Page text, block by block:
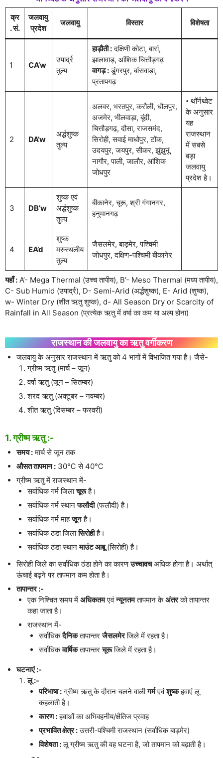
क्र
. सं.
जलवायु
प्रदेश
जलवायु विस्तार विशेषता
1 CA’w
उपार्द्र
तुल्य
हाड़ौती :दक्षिणी कोटा, बारां,
झालावाड़, आंशिक चित्तौड़गढ़
वागड़ :डूंगरपुर, बांसवाड़ा,
प्रतापगढ़
2 DA’w
अर्द्धशुष्क
तुल्य
अलवर, भरतपुर, करौली, धौलपुर,
अजमेर, भीलवाड़ा, बूंदी,
चित्तौड़गढ़, दौसा, राजसमंद,
सिरोही, सवाई माधोपुर, टोंक,
उदयपुर, जयपुर, सीकर, झुंझुनूं,
नागौर, पाली, जालौर, आंशिक
जोधपुर
𑇐 थॉर्नथ्वेट
के अनुसार
यह
राजस्थान
में सबसे
बड़ा
जलवायु
प्रदेश है।
3 DB’w
शुष्क एवं
अर्द्धशुष्क
तुल्य
बीकानेर, चूरू, श्री गंगानगर,
हनुमानगढ़
4 EA’d
शुष्क
मरुस्थलीय
तुल्य
जैसलमेर, बाड़मेर, पश्चिमी
जोधपुर, दक्षिण-पश्चिमी बीकानेर
यहाँ : A’- Mega Thermal (उच्च तापीय), B’- Meso Thermal (मध्य तापीय),
C- Sub Humid (उपार्द्र), D- Semi-Arid (अर्द्धशुष्क), E- Arid (शुष्क),
w- Winter Dry (शीत ऋतु शुष्क), d- All Season Dry or Scarcity of
Rainfall in All Season (प्रत्येक ऋतु में वर्षा का कम या अल्प होना)
राजस्थान की जलवायु का ऋतु वर्गीकरण
जलवायु के अनुसार राजस्थान में ऋतु को 4 भागों में विभाजित गया है। जैसे-
ग्रीष्म ऋतु (मार्च – जून)
वर्षा ऋतु (जून – सितम्बर)
शरद ऋतु (अक्टूबर – नवम्बर)
शीत ऋतु (दिसम्बर – फरवरी)
1. ग्रीष्म ऋतु :-
समय :मार्च से जून तक
औसत तापमान :30℃ से 40℃
ग्रीष्म ऋतु में राजस्थान में-
सर्वाधिक गर्म जिलाचूरूहै।
सर्वाधिक गर्म स्थानफलौदी(फलौदी) है।
सर्वाधिक गर्म माहजूनहै।
सर्वाधिक ठंडा जिलासिरोहीहै।
सर्वाधिक ठंडा स्थानमाउंट आबू(सिरोही) है।
सिरोही जिले का सर्वाधिक ठंडा होने का कारणउच्चावचअधिक होना है। अर्थात्
ऊंचाई बढ़ने पर तापमान कम होता है।
तापान्तर :-
एक निश्चित समय में अधिकतमएवंन्यूनतमतापमान केअंतरको तापान्तर
कहा जाता है।
राजस्थान में-
सर्वाधिकदैनिकतापान्तरजैसलमेरजिले में रहता है।
सर्वाधिकवार्षिकतापान्तरचूरूजिले में रहता है।
घटनाएं :-
लू :-
परिभाषा :ग्रीष्म ऋतु के दौरान चलने वालीगर्मएवंशुष्कहवाएं लू
कहलाती है।
कारण :हवाओं का अभिवहनीय/क्षैतिज प्रवाह
प्रभावित क्षेत्र :उत्तरी-पश्चिमी राजस्थान (सर्वाधिक बाड़मेर)
विशेषता :लू ग्रीष्म ऋतु की वह घटना है, जो तापमान को बढ़ाती है।